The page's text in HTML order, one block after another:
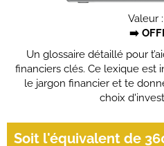
Valeur
➡️
Un glossaire détaillé pour
financiers clés. Ce lexique est
le jargon financier et te
choix
Soit l'équivalent de